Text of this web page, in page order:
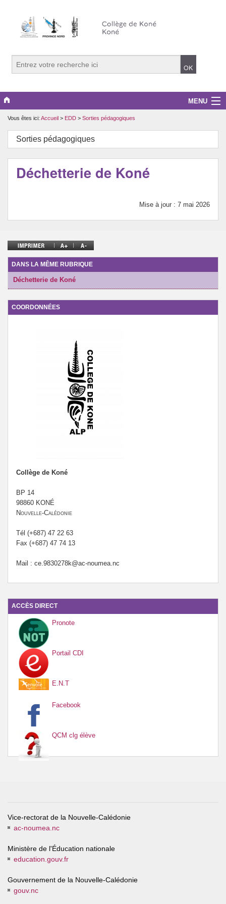
MENU
LE COLLEGE
LE CDI
EDD
Vous êtes ici: Accueil > EDD > Sorties pédagogiques
Sorties pédagogiques
Déchetterie de Koné
Mise à jour : 7 mai 2026
DANS LA MÊME RUBRIQUE
Déchetterie de Koné
COORDONNÉES
Collège de Koné
BP 14
98860 KONÉ
Nouvelle-Calédonie
Tél (+687) 47 22 63
Fax (+687) 47 74 13
Mail : ce.9830278k@ac-noumea.nc
ACCÈS DIRECT
Pronote
Portail CDI
E.N.T
Facebook
QCM clg élève
Vice-rectorat de la Nouvelle-Calédonie
ac-noumea.nc
Ministère de l'Éducation nationale
education.gouv.fr
Gouvernement de la Nouvelle-Calédonie
gouv.nc